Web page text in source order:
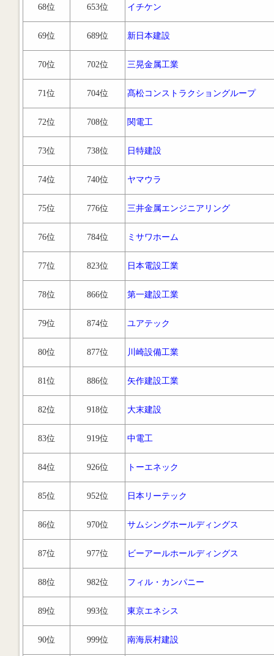
68位 653位 イチケン
69位 689位 新日本建設
70位 702位 三晃金属工業
71位 704位 髙松コンストラクショングループ
72位 708位 関電工
73位 738位 日特建設
74位 740位 ヤマウラ
75位 776位 三井金属エンジニアリング
76位 784位 ミサワホーム
77位 823位 日本電設工業
78位 866位 第一建設工業
79位 874位 ユアテック
80位 877位 川崎設備工業
81位 886位 矢作建設工業
82位 918位 大末建設
83位 919位 中電工
84位 926位 トーエネック
85位 952位 日本リーテック
86位 970位 サムシングホールディングス
87位 977位 ビーアールホールディングス
88位 982位 フィル・カンパニー
89位 993位 東京エネシス
90位 999位 南海辰村建設